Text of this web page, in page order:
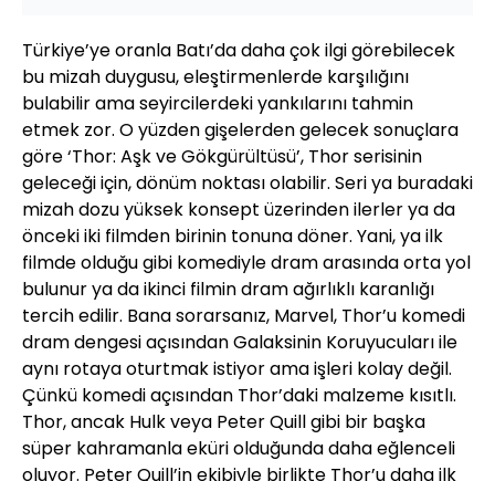
Türkiye’ye oranla Batı’da daha çok ilgi görebilecek
bu mizah duygusu, eleştirmenlerde karşılığını
bulabilir ama seyircilerdeki yankılarını tahmin
etmek zor. O yüzden gişelerden gelecek sonuçlara
göre ‘Thor: Aşk ve Gökgürültüsü’, Thor serisinin
geleceği için, dönüm noktası olabilir. Seri ya buradaki
mizah dozu yüksek konsept üzerinden ilerler ya da
önceki iki filmden birinin tonuna döner. Yani, ya ilk
filmde olduğu gibi komediyle dram arasında orta yol
bulunur ya da ikinci filmin dram ağırlıklı karanlığı
tercih edilir. Bana sorarsanız, Marvel, Thor’u komedi
dram dengesi açısından Galaksinin Koruyucuları ile
aynı rotaya oturtmak istiyor ama işleri kolay değil.
Çünkü komedi açısından Thor’daki malzeme kısıtlı.
Thor, ancak Hulk veya Peter Quill gibi bir başka
süper kahramanla eküri olduğunda daha eğlenceli
oluyor. Peter Quill’in ekibiyle birlikte Thor’u daha ilk